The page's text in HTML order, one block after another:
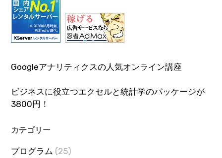
Googleアナリティクスの人気オンライン講座
ビジネスに役立つエクセルと統計学のパッケージが
3800円！
カテゴリー
プログラム (25)